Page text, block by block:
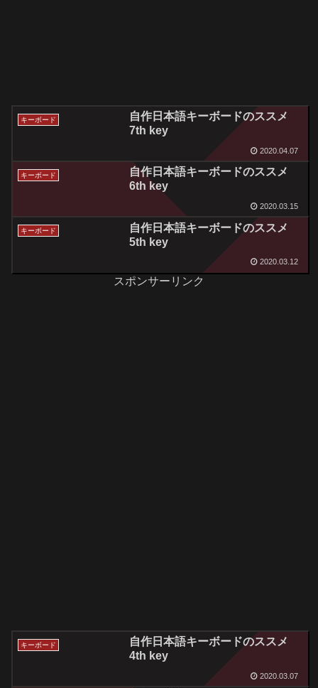
キーボード
自作日本語キーボードのススメ
7th key
2020.04.07
キーボード
自作日本語キーボードのススメ
6th key
2020.03.15
キーボード
自作日本語キーボードのススメ
5th key
2020.03.12
スポンサーリンク
キーボード
自作日本語キーボードのススメ
4th key
2020.03.07